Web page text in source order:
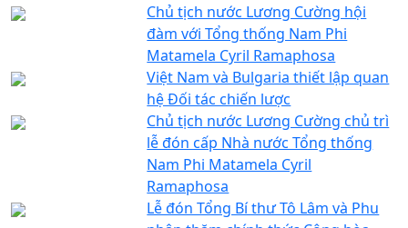
Chủ tịch nước Lương Cường hội
đàm với Tổng thống Nam Phi
Matamela Cyril Ramaphosa
Việt Nam và Bulgaria thiết lập quan
hệ Đối tác chiến lược
Chủ tịch nước Lương Cường chủ trì
lễ đón cấp Nhà nước Tổng thống
Nam Phi Matamela Cyril
Ramaphosa
Lễ đón Tổng Bí thư Tô Lâm và Phu